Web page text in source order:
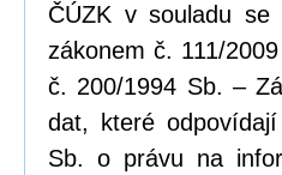
ČÚZK v souladu
zákonem č. 111/
č. 200/1994 Sb. –
dat, které
Sb. o právu na